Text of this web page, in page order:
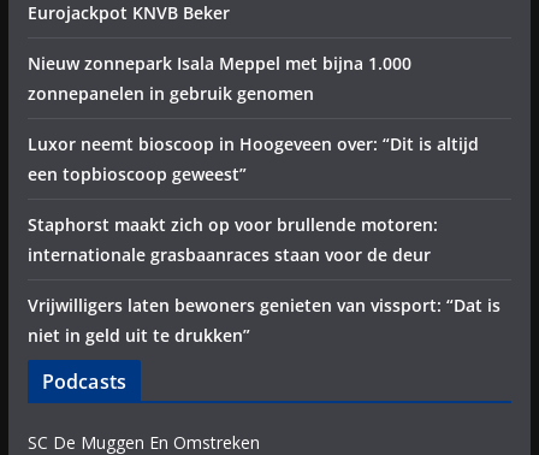
Eurojackpot KNVB Beker
Nieuw zonnepark Isala Meppel met bijna 1.000
zonnepanelen in gebruik genomen
Luxor neemt bioscoop in Hoogeveen over: “Dit is altijd
een topbioscoop geweest”
Staphorst maakt zich op voor brullende motoren:
internationale grasbaanraces staan voor de deur
Vrijwilligers laten bewoners genieten van vissport: “Dat is
niet in geld uit te drukken”
Podcasts
SC De Muggen En Omstreken